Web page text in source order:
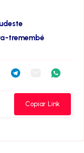
tremembé
CompartilhaCompartilha
Telegram
Compartilha
Email
Copiar Link